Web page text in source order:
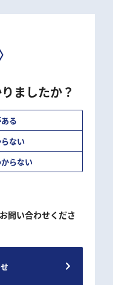
ましたか？
る
ない
らない
問い合わせくださ